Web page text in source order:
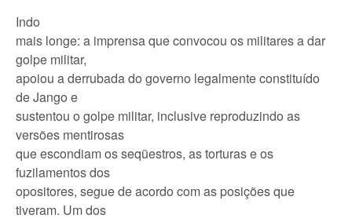
Indo
mais longe: a imprensa que convocou os militares a dar
golpe militar,
apoiou a derrubada do governo legalmente constituído
de Jango e
sustentou o golpe militar, inclusive reproduzindo as
versões mentirosas
que escondiam os seqüestros, as torturas e os
fuzilamentos dos
opositores, segue de acordo com as posições que
tiveram. Um dos